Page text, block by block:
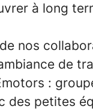
à long
nos
de
:
des petites